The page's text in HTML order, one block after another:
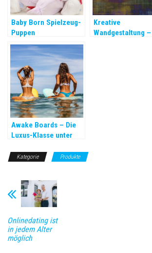
Baby Born Spielzeug-
Puppen
Kreative
Wandgestaltung
Awake Boards – Die
Luxus-Klasse unter
Kategorie Produkte
Onlinedating ist
in jedem Alter
möglich